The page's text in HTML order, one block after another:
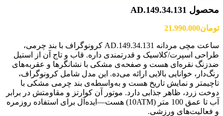
محصول AD.149.34.131
تومان21.990.000
ساعت مچی مردانه AD.149.34.131 کرونوگراف با بند چرمی،
طراحی اسپرت/کلاسیک و قدرتمندی داره. قاب و تاج آن از استیل
ضدزنگ نقره‌ای هست و صفحه‌ی مشکی با نشانگرها و عقربه‌های
رنگ‌دار، خوانایی بالایی ارائه می‌ده. این مدل شامل کرونوگراف،
تاچیمتر و نمایش تاریخ هست و به‌واسطه‌ی بند چرمی مشکی با
دوخت زرد، ظاهر جذابی دارد. موتور آن کوارتز و مقاومتش در برابر
آب تا عمق 100 متر (10ATM) هست—ایده‌آل برای استفاده روزمره
و فعالیت‌های ورزشی.